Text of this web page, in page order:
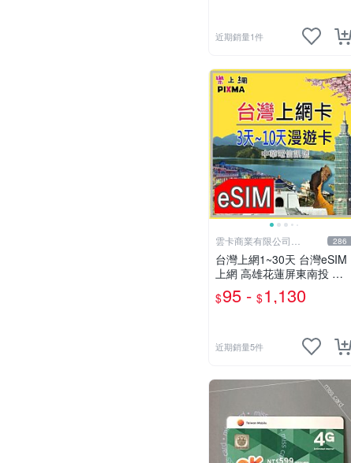
近期銷量1件
雲卡商業有限公司
(PIXMA)
286
台灣上網1~30天 台灣eSIM
上網 高雄花蓮屏東南投 台
北台中新竹 合歡山烏來墾丁
露營畢旅eSIM 台灣旅遊 台
$95 - $1,130
近期銷量5件